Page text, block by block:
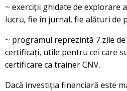
~ exerciții ghidate de explorare
lucru, fie în jurnal, fie alături de
~ programul reprezintă 7 zile
certificați, utile pentru cei care
certificare ca trainer CNV.
Dacă investiția financiară este